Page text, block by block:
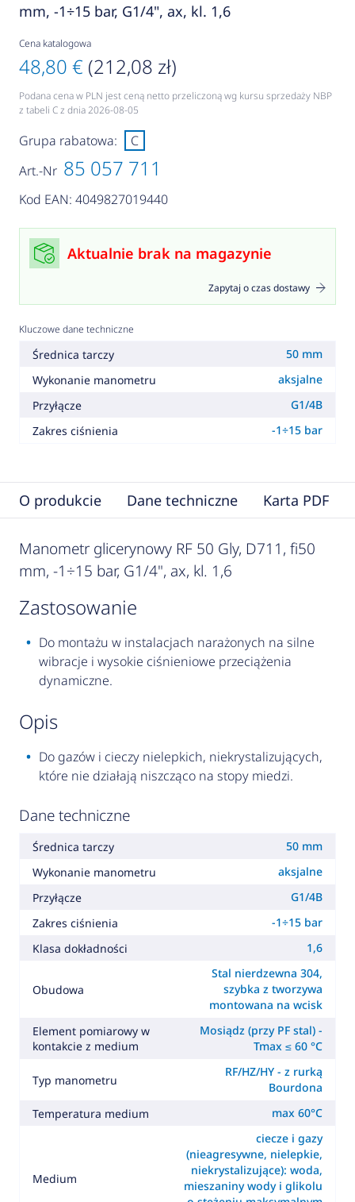
mm, -1÷15 bar, G1/4", ax, kl. 1,6
Cena katalogowa
48,80 € (212,08 zł)
Podana cena w PLN jest ceną netto przeliczoną wg kursu sprzedaży NBP
z tabeli C z dnia 2026-08-05
Art.-Nr 85 057 711
Kod EAN: 4049827019440
Grupa rabatowa: C
Aktualnie brak na magazynie
Zapytaj o czas dostawy
Kluczowe dane techniczne
Średnica tarczy
50 mm
Wykonanie manometru
aksjalne
Przyłącze
G1/4B
Zakres ciśnienia
-1÷15 bar
O produkcie Dane techniczne Karta PDF
Manometr glicerynowy RF 50 Gly, D711, fi50
mm, -1÷15 bar, G1/4", ax, kl. 1,6
zastosowanie
Do montażu w instalacjach narażonych na silne
wibracje i wysokie ciśnieniowe przeciążenia
dynamiczne.
opis
Do gazów i cieczy nielepkich, niekrystalizujących,
które nie działają niszcząco na stopy miedzi.
Dane techniczne
Średnica tarczy
50 mm
Wykonanie manometru
aksjalne
Przyłącze
G1/4B
Zakres ciśnienia
-1÷15 bar
Klasa dokładności
1,6
Obudowa
Stal nierdzewna 304,
szybka z tworzywa
montowana na wcisk
Element pomiarowy w
kontakcie z medium
Mosiądz (przy PF stal) -
Tmax ≤ 60 °C
Typ manometru
RF/HZ/HY - z rurką
Bourdona
Temperatura medium
max 60°C
Medium
ciecze i gazy
(nieagresywne, nielepkie,
niekrystalizujące): woda,
mieszaniny wody i glikolu